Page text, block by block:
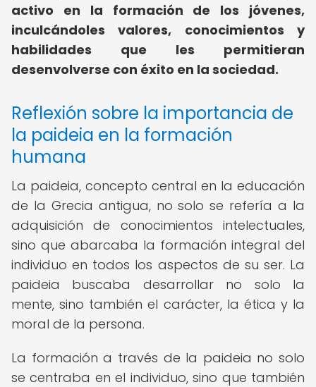
activo en la formación de los jóvenes,
inculcándoles valores, conocimientos y
habilidades que les permitieran
desenvolverse con éxito en la sociedad.
Reflexión sobre la importancia de
la paideia en la formación
humana
La paideia, concepto central en la educación
de la Grecia antigua, no solo se refería a la
adquisición de conocimientos intelectuales,
sino que abarcaba la formación integral del
individuo en todos los aspectos de su ser. La
paideia buscaba desarrollar no solo la
mente, sino también el carácter, la ética y la
moral de la persona.
La formación a través de la paideia no solo
se centraba en el individuo, sino que también